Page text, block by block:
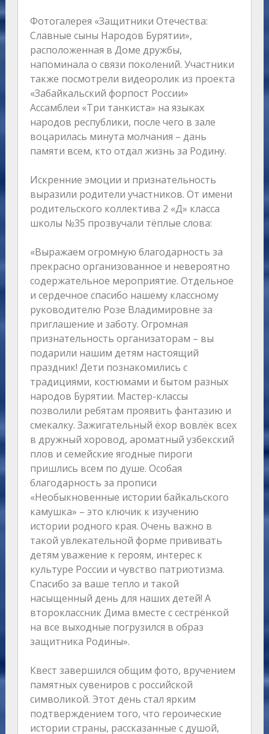
Фотогалерея «Защитники Отечества:
Славные сыны Народов Бурятии»,
расположенная в Доме дружбы,
напоминала о связи поколений. Участники
также посмотрели видеоролик из проекта
«Забайкальский форпост России»
Ассамблеи «Три танкиста» на языках
народов республики, после чего в зале
воцарилась минута молчания – дань
памяти всем, кто отдал жизнь за Родину.
Искренние эмоции и признательность
выразили родители участников. От имени
родительского коллектива 2 «Д» класса
школы №35 прозвучали тёплые слова:
«Выражаем огромную благодарность за
прекрасно организованное и невероятно
содержательное мероприятие. Отдельное
и сердечное спасибо нашему классному
руководителю Розе Владимировне за
приглашение и заботу. Огромная
признательность организаторам – вы
подарили нашим детям настоящий
праздник! Дети познакомились с
традициями, костюмами и бытом разных
народов Бурятии. Мастер-классы
позволили ребятам проявить фантазию и
смекалку. Зажигательный ёхор вовлёк всех
в дружный хоровод, ароматный узбекский
плов и семейские ягодные пироги
пришлись всем по душе. Особая
благодарность за прописи
«Необыкновенные истории байкальского
камушка» – это ключик к изучению
истории родного края. Очень важно в
такой увлекательной форме прививать
детям уважение к героям, интерес к
культуре России и чувство патриотизма.
Спасибо за ваше тепло и такой
насыщенный день для наших детей! А
второклассник Дима вместе с сестрёнкой
на все выходные погрузился в образ
защитника Родины».
Квест завершился общим фото, вручением
памятных сувениров с российской
символикой. Этот день стал ярким
подтверждением того, что героические
истории страны, рассказанные с душой,